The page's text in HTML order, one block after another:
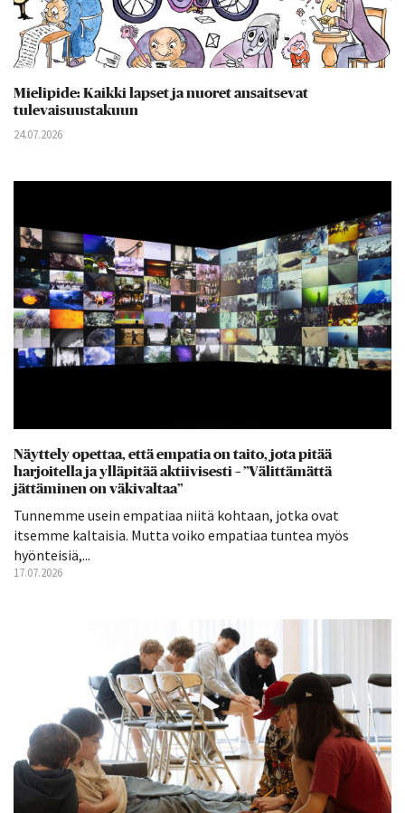
Mielipide: Kaikki lapset ja nuoret ansaitsevat
tulevaisuustakuun
24.07.2026
Näyttely opettaa, että empatia on taito, jota pitää
harjoitella ja ylläpitää aktiivisesti – ”Välittämättä
jättäminen on väkivaltaa”
Tunnemme usein empatiaa niitä kohtaan, jotka ovat
itsemme kaltaisia. Mutta voiko empatiaa tuntea myös
hyönteisiä,...
17.07.2026